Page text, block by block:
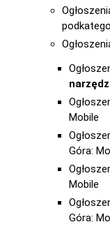
Mobile
Góra:
Mobile
Góra: